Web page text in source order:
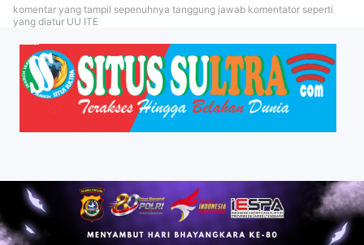
komentar yang tampil sepenuhnya tanggung jawab komentator seperti
yang diatur UU ITE